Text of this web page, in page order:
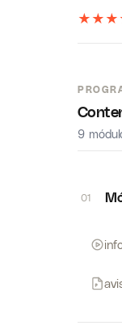
★ ★ ★
9
01